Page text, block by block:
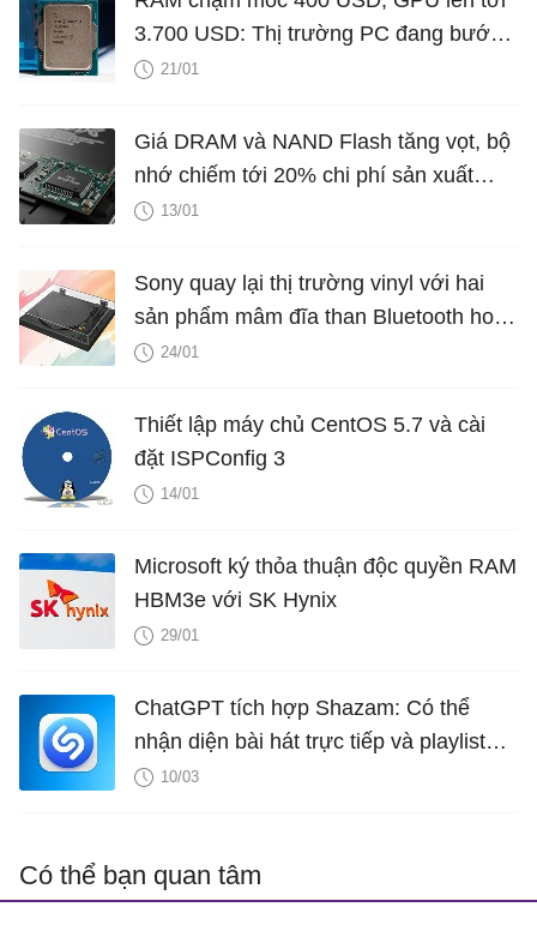
3.700 USD: Thị trường PC đang bước
vào cuộc khủng hoảng nghiêm trọng
21/01
Giá DRAM và NAND Flash tăng vọt, bộ
nhớ chiếm tới 20% chi phí sản xuất
smartphone
13/01
Sony quay lại thị trường vinyl với hai
sản phẩm mâm đĩa than Bluetooth hoàn
toàn mới
24/01
Thiết lập máy chủ CentOS 5.7 và cài
đặt ISPConfig 3
14/01
Microsoft ký thỏa thuận độc quyền RAM
HBM3e với SK Hynix
29/01
ChatGPT tích hợp Shazam: Có thể
nhận diện bài hát trực tiếp và playlist
ngay trong ứng dụng
10/03
Có thể bạn quan tâm